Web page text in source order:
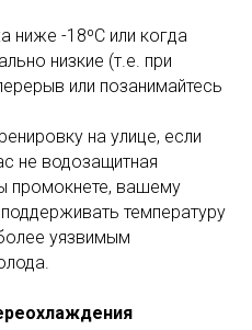
ниже -18ºС или когда
низкие (т.е. при
или позанимайтесь
на улице, если
не водозащитная
промокнете, вашему
температуру
уязвимым